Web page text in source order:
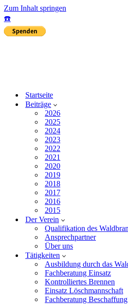
Zum Inhalt springen
☎️
Startseite
Beiträge
2026
2025
2024
2023
2022
2021
2020
2019
2018
2017
2016
2015
Der Verein
Qualifikation des
Ansprechpartner
Über uns
Tätigkeiten
Ausbildung durch das
Fachberatung Einsatz
Kontrolliertes Brennen
Einsatz Löschmannschaft
Fachberatung Beschaffung